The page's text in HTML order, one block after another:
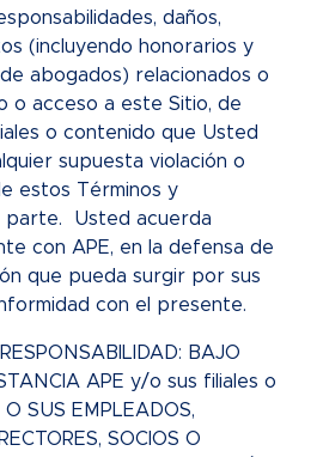
daños,
(incluyendo honorarios y
abogados) relacionados o
o acceso a este Sitio, de
o contenido que Usted
supuesta violación o
estos Términos y
parte. Usted acuerda
con APE, en la defensa de
que pueda surgir por sus
con el presente.
BAJO
APE y/o sus filiales o
SUS EMPLEADOS,
SOCIOS O